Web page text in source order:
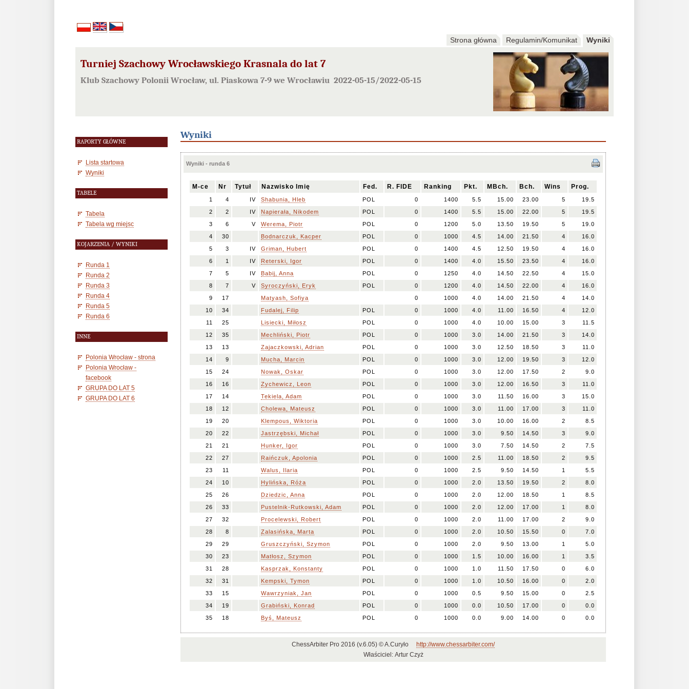
Strona główna Regulamin/Komunikat Wyniki
Turniej Szachowy Wrocławskiego Krasnala do lat 7
Klub Szachowy Polonii Wrocław, ul. Piaskowa 7-9 we Wrocławiu 2022-05-15/2022-05-15
RAPORTY GŁÓWNE
Lista startowa
Wyniki
TABELE
Tabela
Tabela wg miejsc
KOJARZENIA / WYNIKI
Runda 1
Runda 2
Runda 3
Runda 4
Runda 5
Runda 6
INNE
Polonia Wrocław - strona
Polonia Wrocław -
facebook
GRUPA DO LAT 5
GRUPA DO LAT 6
Wyniki
Wyniki - runda 6
M-ce Nr Tytuł Nazwisko Imię Fed. R. FIDE Ranking Pkt. MBch. Bch. Wins Prog.
1 4 IV Shabunia, Hleb POL 0 1400 5.5 15.00 23.00 5
19.5
2
2 IV Napierała, Nikodem POL 0 1400 5.5 15.00 22.00 5
19.5
3
6 V Werema, Piotr POL 0 1200 5.0 13.50 19.50 5
19.0
4
30 Bodnarczuk, Kacper POL 0 1000 4.5 14.00 21.50 4
16.0
5
3 IV Griman, Hubert POL 0 1400 4.5 12.50 19.50 4
16.0
6
1 IV Reterski, Igor POL 0 1400 4.0 15.50 23.50 4
16.0
7
5 IV Babij, Anna POL 0 1250 4.0 14.50 22.50 4
15.0
8
7 V Syroczyński, Eryk POL 0 1200 4.0 14.50 22.00 4
16.0
9
17 Matyash, Sofiya 0 1000 4.0 14.00 21.50 4
14.0
10
34 Fudalej, Filip POL 0 1000 4.0 11.00 16.50 4
12.0
11
25 Lisiecki, Miłosz POL 0 1000 4.0 10.00 15.00 3
11.5
12
35 Mechliński, Piotr POL 0 1000 3.0 14.00 21.50 3
14.0
13
13 Zajaczkowski, Adrian POL 0 1000 3.0 12.50 18.50 3
11.0
14
9 Mucha, Marcin POL 0 1000 3.0 12.00 19.50 3
12.0
15
24 Nowak, Oskar POL 0 1000 3.0 12.00 17.50 2
9.0
16
16 Zychewicz, Leon POL 0 1000 3.0 12.00 16.50 3
11.0
17
14 Tekiela, Adam POL 0 1000 3.0 11.50 16.00 3
15.0
18
12 Cholewa, Mateusz POL 0 1000 3.0 11.00 17.00 3
11.0
19
20 Klempous, Wiktoria POL 0 1000 3.0 10.00 16.00 2
8.5
20
22 Jastrzębski, Michał POL 0 1000 3.0 9.50 14.50 3
9.0
21
21 Hunker, Igor POL 0 1000 3.0 7.50 14.50 2
7.5
22
27 Raińczuk, Apolonia POL 0 1000 2.5 11.00 18.50 2
9.5
23
11 Walus, Ilaria POL 0 1000 2.5 9.50 14.50 1
5.5
24
10 Hylińska, Róża POL 0 1000 2.0 13.50 19.50 2
8.0
25
26 Dziedzic, Anna POL 0 1000 2.0 12.00 18.50 1
8.5
26
33 Pustelnik-Rutkowski, Adam POL 0 1000 2.0 12.00 17.00 1
8.0
27
32 Procelewski, Robert POL 0 1000 2.0 11.00 17.00 2
9.0
28
8 Zalasińska, Marta POL 0 1000 2.0 10.50 15.50 0
7.0
29
29 Gruszczyński, Szymon POL 0 1000 2.0 9.50 13.00 1
5.0
30
23 Matłosz, Szymon POL 0 1000 1.5 10.00 16.00 1
3.5
31
28 Kasprzak, Konstanty POL 0 1000 1.0 11.50 17.50 0
6.0
32
31 Kempski, Tymon POL 0 1000 1.0 10.50 16.00 0
2.0
33
15 Wawrzyniak, Jan POL 0 1000 0.5 9.50 15.00 0
2.5
34
19 Grabiński, Konrad POL 0 1000 0.0 10.50 17.00 0
0.0
35
18 Byś, Mateusz POL 0 1000 0.0 9.00 14.00 0 0.0
ChessArbiter Pro 2016 (v.6.05) © A.Curyło
http://www.chessarbiter.com/
Właściciel: Artur Czyż